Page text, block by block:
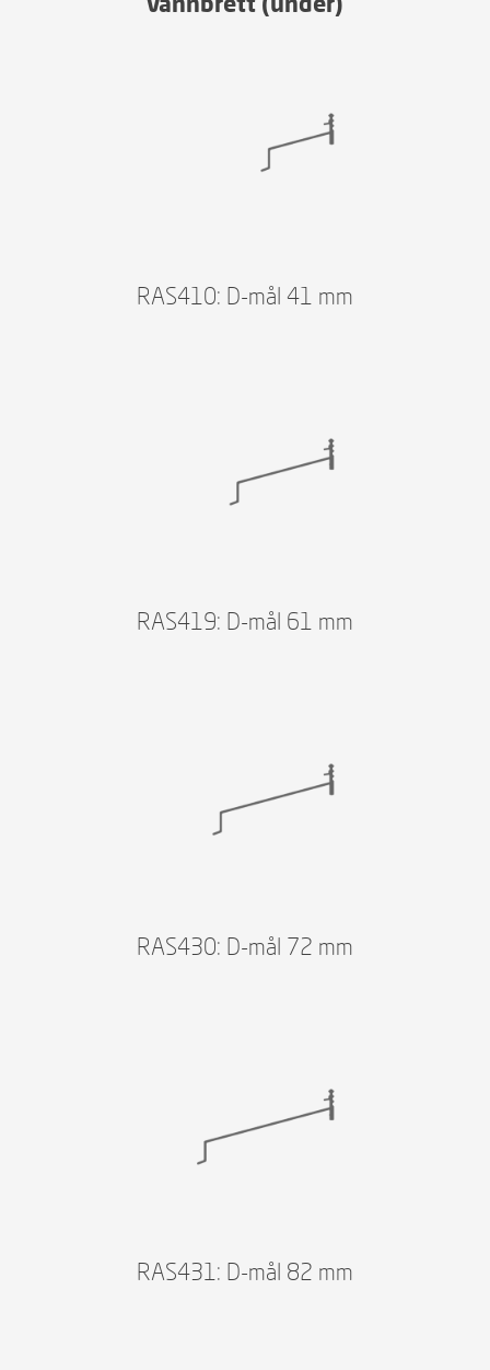
RAS410: D-mål 41 mm
RAS419: D-mål 61 mm
RAS430: D-mål 72 mm
RAS431: D-mål 82 mm